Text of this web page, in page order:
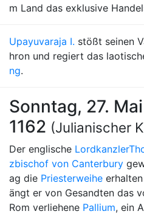
m Land das exklusive
Upayuvaraja I. stößt seinen
hron und regiert das
ng.
Sonntag, 27. Mai
1162 (Julianischer
Der englische Lordkanzler
zbischof von Canterbury
ag die Priesterweihe
ängt er von Gesandten das
Rom verliehene Pallium, ein